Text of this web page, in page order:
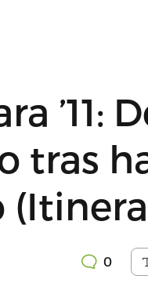
’11:
tras
0